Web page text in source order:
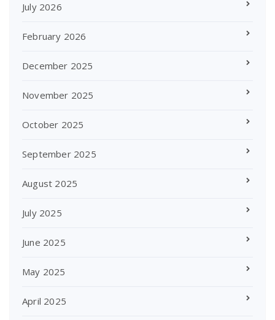
July 2026
February 2026
December 2025
November 2025
October 2025
September 2025
August 2025
July 2025
June 2025
May 2025
April 2025